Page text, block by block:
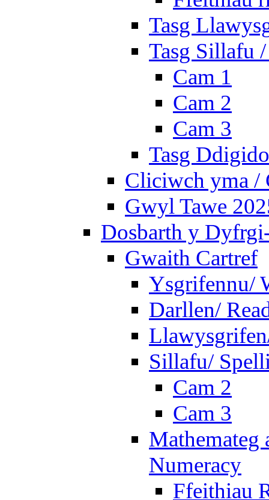
Tasg
Tasg Sillafu
Cam 1
Cam 2
Cam 3
Tasg
Cliciwch yma /
Gwyl Tawe
Dosbarth y
Gwaith Cartref
Ysgrifennu/
Darllen/
Sillafu/
Cam 2
Cam 3
Mathemateg
Numeracy
Ffeithiau